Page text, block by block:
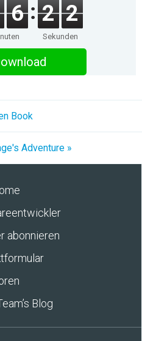
6 2 2
Sekunden
Book
Adventure »
abonnieren
Blog